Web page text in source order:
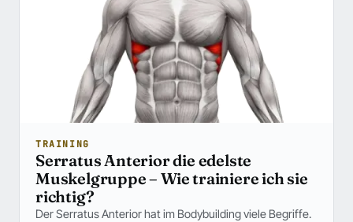
TRAINING
Serratus Anterior die edelste
Muskelgruppe – Wie trainiere ich sie
richtig?
Der Serratus Anterior hat im Bodybuilding viele Begriffe.